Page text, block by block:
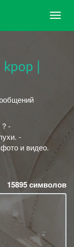
|
-
-
и видео.
15895символов